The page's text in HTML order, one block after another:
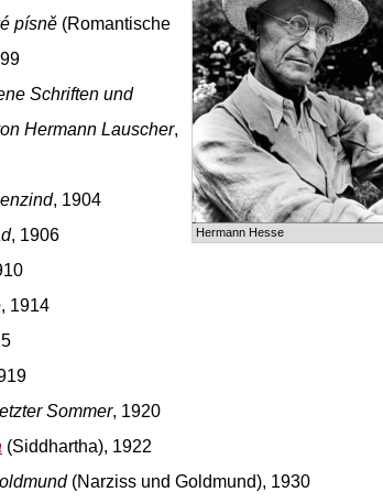
Hermann Hesse
písně (Romantische
Schriften und
Hermann Lauscher,
, 1904
, 1906
, 1914
Sommer, 1920
(Siddhartha), 1922
(Narziss und Goldmund), 1930